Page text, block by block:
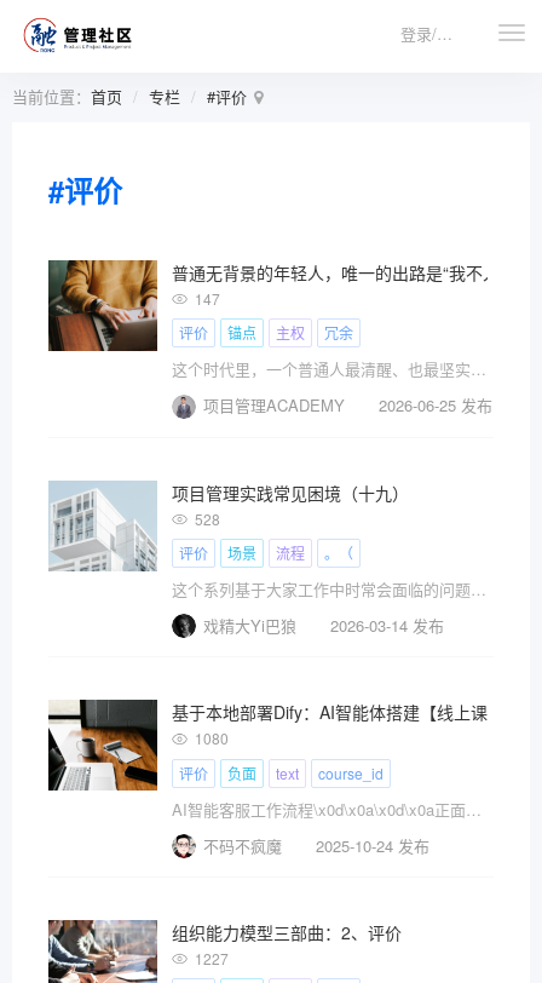
登录/注册
当前位置： 首页 专栏 #评价
#评价
普通无背景的年轻人，唯一的出路是“我不入你的
147
评价
锚点 主权 冗余
这个时代里，一个普通人最清醒、也最坚实的活法。
项目管理ACADEMY
2026-06-25 发布
项目管理实践常见困境（十九）
528
评价
场景 流程 。（
这个系列基于大家工作中时常会面临的问题、困境，期望从不同视角提示思考问题的方向。
戏精大Yi巴狼
2026-03-14 发布
基于本地部署Dify：AI智能体搭建【线上课程售
1080
评价
负面 text course_id
AI智能客服工作流程\x0d\x0a\x0d\x0a正面评价→自动发送至营销飞书群，用于案例宣传\x0d\x0a\x0d\x0a\x0d\x0a负面评价→智能细分为感觉被骗、不值这个价、过时/没用、体验太差等其他问题\x0d\x0a\x0d\x0a不同类型问题→精准推送给对应负责团队
不码不疯魔
2025-10-24 发布
组织能力模型三部曲：2、评价
1227